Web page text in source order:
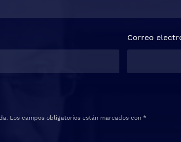
Los campos obligatorios están marcados con *
Correo